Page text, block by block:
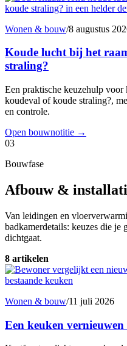
Wonen & bouw/8 augustus
Koude lucht bij het
straling?
Een praktische keuzehulp
koudeval of koude straling?,
en controle.
Open bouwnotitie →
03
Bouwfase
Afbouw &
Van leidingen en
badkamerdetails: keuzes die je
dichtgaat.
8 artikelen
Wonen & bouw/11 juli 2026
Een keuken